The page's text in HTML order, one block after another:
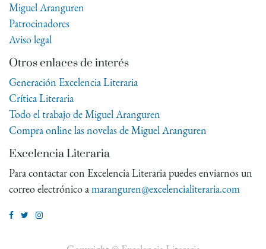
Miguel Aranguren
Patrocinadores
Aviso legal
Otros enlaces de interés
Generación Excelencia Literaria
Crítica Literaria
Todo el trabajo de Miguel Aranguren
Compra online las novelas de Miguel Aranguren
Excelencia Literaria
Para contactar con Excelencia Literaria puedes enviarnos un
correo electrónico amaranguren@excelencialiteraria.com